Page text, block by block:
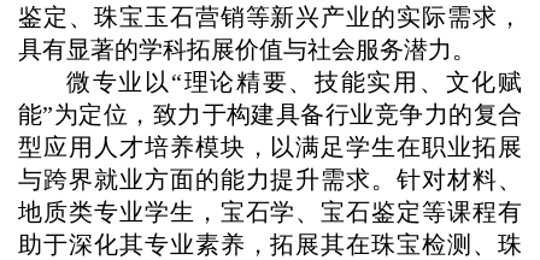
鉴定、珠宝玉石营销等新兴产业的实际需求，
具有显著的学科拓展价值与社会服务潜力。
微专业以“理论精要、技能实用、文化赋
能”为定位，致力于构建具备行业竞争力的复合
型应用人才培养模块，以满足学生在职业拓展
与跨界就业方面的能力提升需求。针对材料、
地质类专业学生，宝石学、宝石鉴定等课程有
助于深化其专业素养，拓展其在珠宝检测、珠